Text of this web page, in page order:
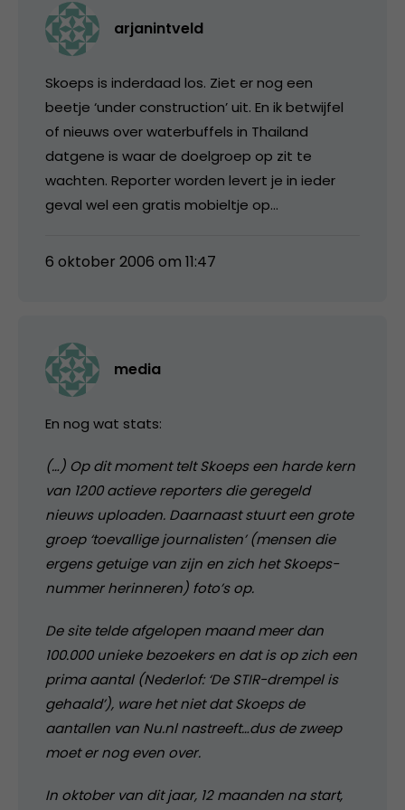
arjanintveld
Skoeps is inderdaad los. Ziet er nog een
beetje ‘under construction’ uit. En ik betwijfel
of nieuws over waterbuffels in Thailand
datgene is waar de doelgroep op zit te
wachten. Reporter worden levert je in ieder
geval wel een gratis mobieltje op…
6 oktober 2006 om 11:47
media
En nog wat stats:
(…) Op dit moment telt Skoeps een harde kern
van 1200 actieve reporters die geregeld
nieuws uploaden. Daarnaast stuurt een grote
groep ‘toevallige journalisten’ (mensen die
ergens getuige van zijn en zich het Skoeps-
nummer herinneren) foto’s op.
De site telde afgelopen maand meer dan
100.000 unieke bezoekers en dat is op zich een
prima aantal (Nederlof: ‘De STIR-drempel is
gehaald’), ware het niet dat Skoeps de
aantallen van Nu.nl nastreeft…dus de zweep
moet er nog even over.
In oktober van dit jaar, 12 maanden na start,